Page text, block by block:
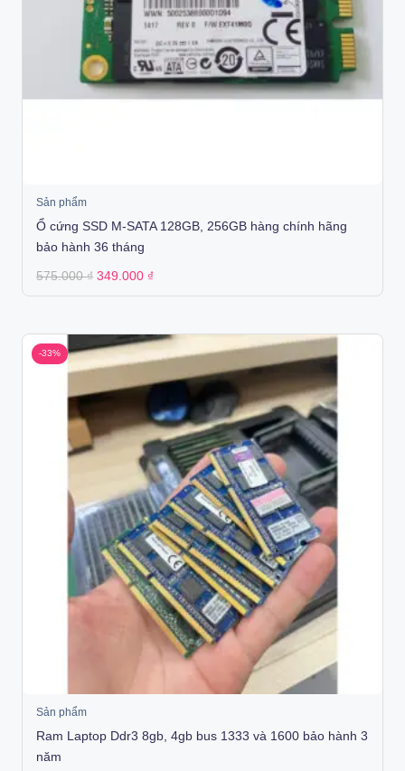
Sản phẩm
Ổ cứng SSD M-SATA 128GB, 256GB hàng chính hãng
bảo hành 36 tháng
575.000₫ Original
was:
349.000 ₫
is:
-33%
Sản phẩm
Ram Laptop Ddr3 8gb, 4gb bus 1333 và 1600 bảo hành 3
năm